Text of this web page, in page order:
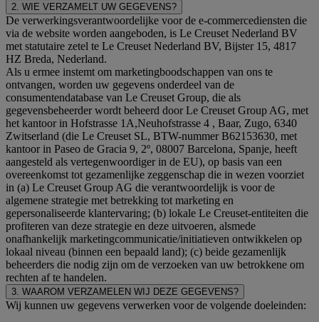
2. WIE VERZAMELT UW GEGEVENS?
De verwerkingsverantwoordelijke voor de e-commercediensten die
via de website worden aangeboden, is Le Creuset Nederland BV
met statutaire zetel te Le Creuset Nederland BV, Bijster 15, 4817
HZ Breda, Nederland.
Als u ermee instemt om marketingboodschappen van ons te
ontvangen, worden uw gegevens onderdeel van de
consumentendatabase van Le Creuset Group, die als
gegevensbeheerder wordt beheerd door Le Creuset Group AG, met
het kantoor in Hofstrasse 1A,Neuhofstrasse 4 , Baar, Zugo, 6340
Zwitserland (die Le Creuset SL, BTW-nummer B62153630, met
kantoor in Paseo de Gracia 9, 2º, 08007 Barcelona, Spanje, heeft
aangesteld als vertegenwoordiger in de EU), op basis van een
overeenkomst tot gezamenlijke zeggenschap die in wezen voorziet
in (a) Le Creuset Group AG die verantwoordelijk is voor de
algemene strategie met betrekking tot marketing en
gepersonaliseerde klantervaring; (b) lokale Le Creuset-entiteiten die
profiteren van deze strategie en deze uitvoeren, alsmede
onafhankelijk marketingcommunicatie/initiatieven ontwikkelen op
lokaal niveau (binnen een bepaald land); (c) beide gezamenlijk
beheerders die nodig zijn om de verzoeken van uw betrokkene om
rechten af te handelen.
3. WAAROM VERZAMELEN WIJ DEZE GEGEVENS?
Wij kunnen uw gegevens verwerken voor de volgende doeleinden: